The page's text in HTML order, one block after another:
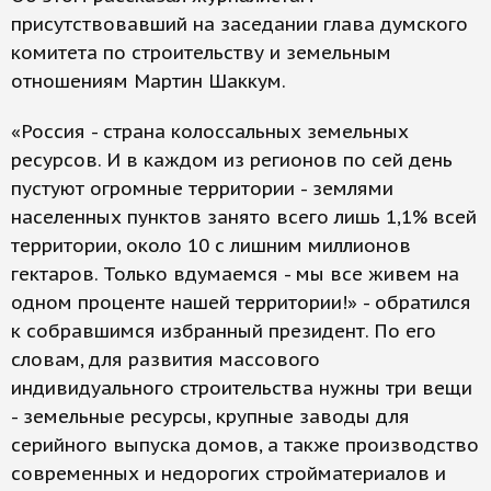
присутствовавший на заседании глава думского
комитета по строительству и земельным
отношениям Мартин Шаккум.
«Россия - страна колоссальных земельных
ресурсов. И в каждом из регионов по сей день
пустуют огромные территории - землями
населенных пунктов занято всего лишь 1,1% всей
территории, около 10 с лишним миллионов
гектаров. Только вдумаемся - мы все живем на
одном проценте нашей территории!» - обратился
к собравшимся избранный президент. По его
словам, для развития массового
индивидуального строительства нужны три вещи
- земельные ресурсы, крупные заводы для
серийного выпуска домов, а также производство
современных и недорогих стройматериалов и